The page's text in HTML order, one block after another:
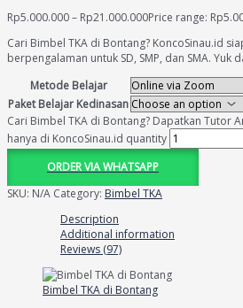
Rp5.000.000– Rp21.000.000Price range:
Cari Bimbel TKA di Bontang? KoncoSinau.id
berpengalaman untuk SD, SMP, dan SMA. Yuk
Metode Belajar
Paket Belajar Kedinasan
Cari Bimbel TKA di Bontang? Dapatkan Tutor
hanya di KoncoSinau.id quantity
ORDER VIA WHATSAPP
SKU: N/A Category: Bimbel TKA
Description
Additional information
Reviews (97)
Bimbel TKA di Bontang